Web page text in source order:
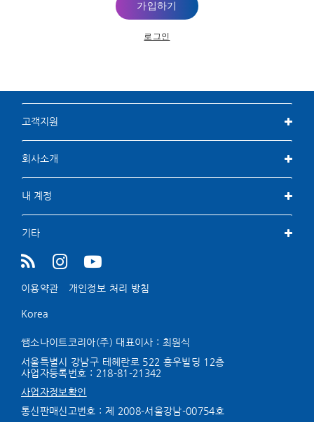
가입하기
로그인
고객지원
회사소개
내 계정
기타
이용약관 개인정보 처리 방침
Korea
쌤소나이트코리아(주) 대표이사 : 최원식
서울특별시 강남구 테헤란로 522 홍우빌딩 12층
사업자등록번호 : 218-81-21342
사업자정보확인
통신판매신고번호 : 제 2008-서울강남-00754호